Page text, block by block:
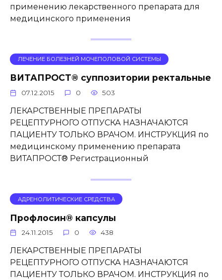
применению лекарственного препарата для
медицинского применения
ЛЕЧЕНИЕ БОЛЕЗНЕЙ МОЧЕПОЛОВОЙ СИСТЕМЫ
ВИТАПРОСТ® суппозитории ректальные
07.12.2015 0 503
ЛЕКАРСТВЕННЫЕ ПРЕПАРАТЫ
РЕЦЕПТУРНОГО ОТПУСКА НАЗНАЧАЮТСЯ
ПАЦИЕНТУ ТОЛЬКО ВРАЧОМ. ИНСТРУКЦИЯ по
медицинскому применению препарата
ВИТАПРОСТ® Регистрационный
АДРЕНОЛИТИЧЕСКИЕ СРЕДСТВА
Профлосин® капсулы
24.11.2015 0 438
ЛЕКАРСТВЕННЫЕ ПРЕПАРАТЫ
РЕЦЕПТУРНОГО ОТПУСКА НАЗНАЧАЮТСЯ
ПАЦИЕНТУ ТОЛЬКО ВРАЧОМ. ИНСТРУКЦИЯ по